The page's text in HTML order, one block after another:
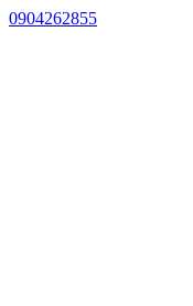
0904262855